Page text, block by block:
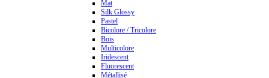
Mat
Silk Glossy
Pastel
Bicolore / Tricolore
Bois
Multicolore
Iridescent
Fluorescent
Métallisé